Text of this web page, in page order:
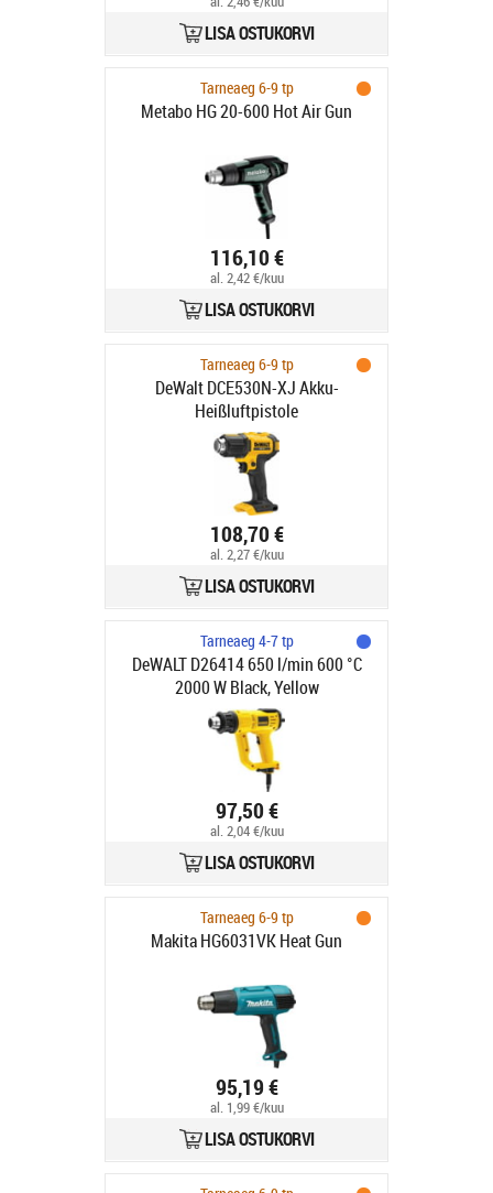
LISA OSTUKORVI
Tarneaeg 6-9 tp
Metabo HG 20-600 Hot Air Gun
116,10 €
al. 2,42 €/kuu
LISA OSTUKORVI
Tarneaeg 6-9 tp
DeWalt DCE530N-XJ Akku-
Heißluftpistole
108,70 €
al. 2,27 €/kuu
LISA OSTUKORVI
Tarneaeg 4-7 tp
DeWALT D26414 650 l/min 600 °C
2000 W Black, Yellow
97,50 €
al. 2,04 €/kuu
LISA OSTUKORVI
Tarneaeg 6-9 tp
Makita HG6031VK Heat Gun
95,19 €
al. 1,99 €/kuu
LISA OSTUKORVI